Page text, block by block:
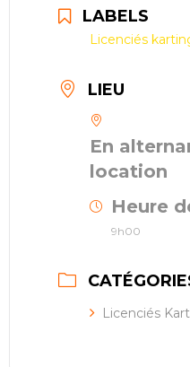
LABELS
Licenciés
LIEU
En
location
Heure
9h00
Licenciés